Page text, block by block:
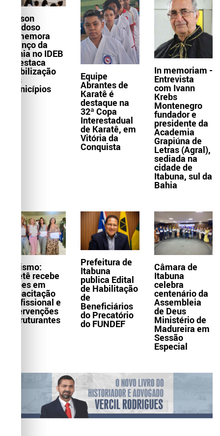
Wilson
Cardoso
comemora
avanço da
Bahia no IDEB
e destaca
mobilização
dos
municípios
Equipe
Abrantes de
Karatê é
destaque na
32ª Copa
Interestadual
de Karatê, em
Vitória da
Conquista
In memoriam -
Entrevista
com Ivann
Krebs
Montenegro
fundador e
presidente da
Academia
Grapiúna de
Letras (Agral),
sediada na
cidade de
Itabuna, sul da
Bahia
Turismo:
Itaetê recebe
ações em
capacitação
profissional e
intervenções
estruturantes
Prefeitura de
Itabuna
publica Edital
de Habilitação
de
Beneficiários
do Precatório
do FUNDEF
Câmara de
Itabuna
celebra
centenário da
Assembleia
de Deus
Ministério de
Madureira em
Sessão
Especial